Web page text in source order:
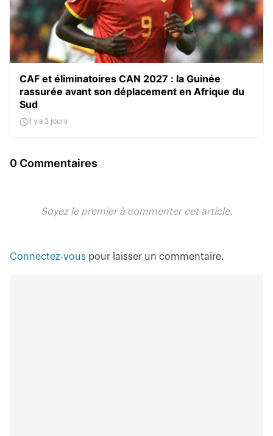
CAF et éliminatoires CAN 2027 : la Guinée
rassurée avant son déplacement en Afrique du
Sud
Il y a 3 jours
0 Commentaires
Soyez le premier à commenter cet article.
Connectez-vous pour laisser un commentaire.